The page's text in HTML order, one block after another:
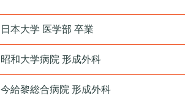
日本大学 医学部 卒業
昭和大学病院 形成外科
今給黎総合病院 形成外科